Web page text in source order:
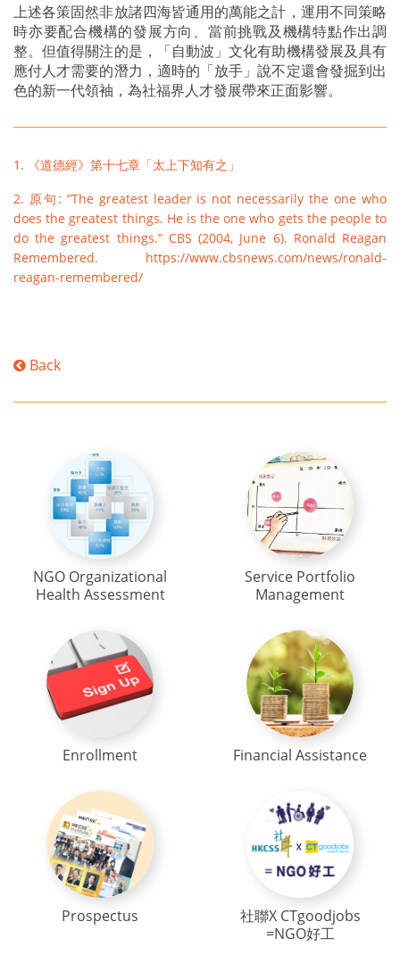
上述各策固然非放諸四海皆通用的萬能之計，運用不同策略
時亦要配合機構的發展方向、當前挑戰及機構特點作出調
整。但值得關注的是，「自動波」文化有助機構發展及具有
應付人才需要的潛力，適時的「放手」說不定還會發掘到出
色的新一代領袖，為社福界人才發展帶來正面影響。
1. 《道德經》第十七章「太上下知有之」
2. 原句: “The greatest leader is not necessarily the one who
does the greatest things. He is the one who gets the people to
do the greatest things.” CBS (2004, June 6). Ronald Reagan
Remembered. https://www.cbsnews.com/news/ronald-
reagan-remembered/
Back
NGO Organizational
Health Assessment
Service Portfolio
Management
Enrollment Financial Assistance
Prospectus
社聯X CTgoodjobs
=NGO好工